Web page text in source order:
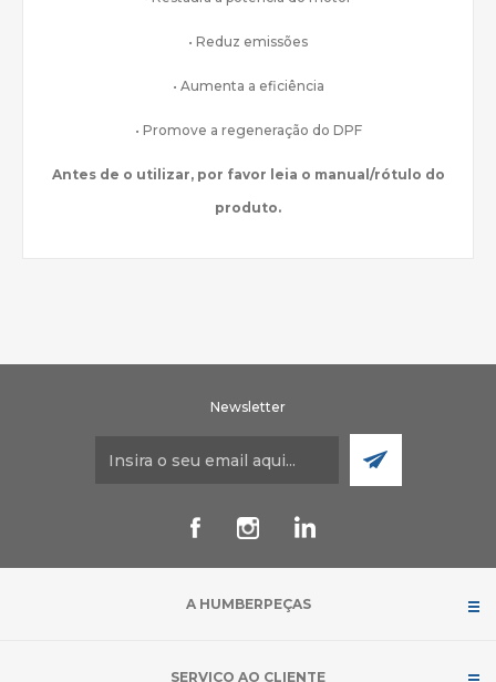
• Reduz emissões
• Aumenta a eficiência
• Promove a regeneração do DPF
Antes de o utilizar, por favor leia o manual/rótulo do
produto.
Newsletter
A HUMBERPEÇAS
SERVIÇO AO CLIENTE